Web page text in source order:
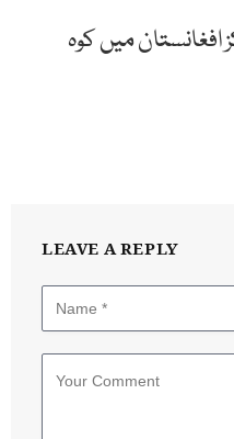
جبکہ زلزلے کا مرکز افغانستان میں کوہ
LEAVE A REPLY